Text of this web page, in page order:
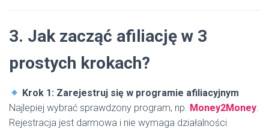
3. Jak zacząć afiliację w 3
prostych krokach?
Krok 1: Zarejestruj się w programie afiliacyjnym
Najlepiej wybrać sprawdzony program, np. Money2Money.
Rejestracja jest darmowa i nie wymaga działalności